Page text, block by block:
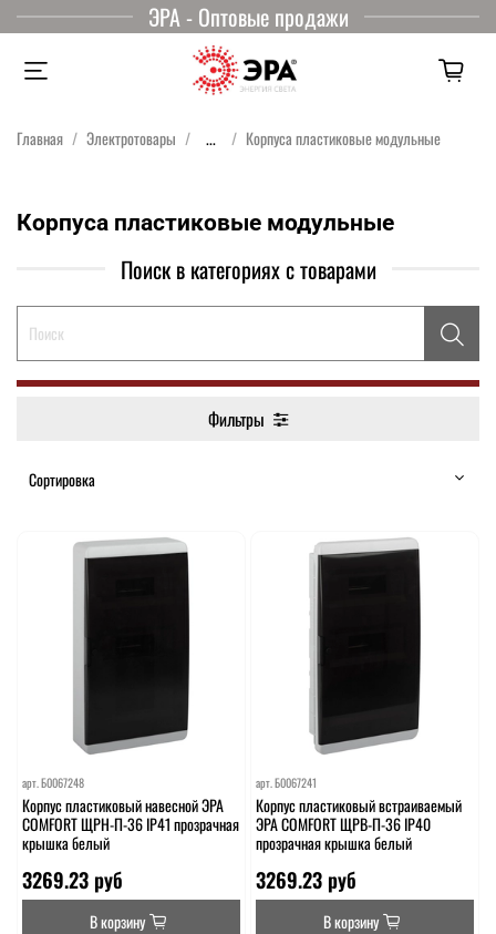
ЭРА - Оптовые продажи
Главная Электротовары ... Корпуса пластиковые модульные
Корпуса пластиковые модульные
Поиск в категориях с товарами
Фильтры
арт.Б0067248
Корпус пластиковый навесной ЭРА
COMFORT ЩРН-П-36 IP41 прозрачная
крышка белый
3269.23 руб
В корзину
арт. Б0067241
Корпус пластиковый встраиваемый
ЭРА COMFORT ЩРВ-П-36 IP40
прозрачная крышка белый
3269.23 руб
В корзину